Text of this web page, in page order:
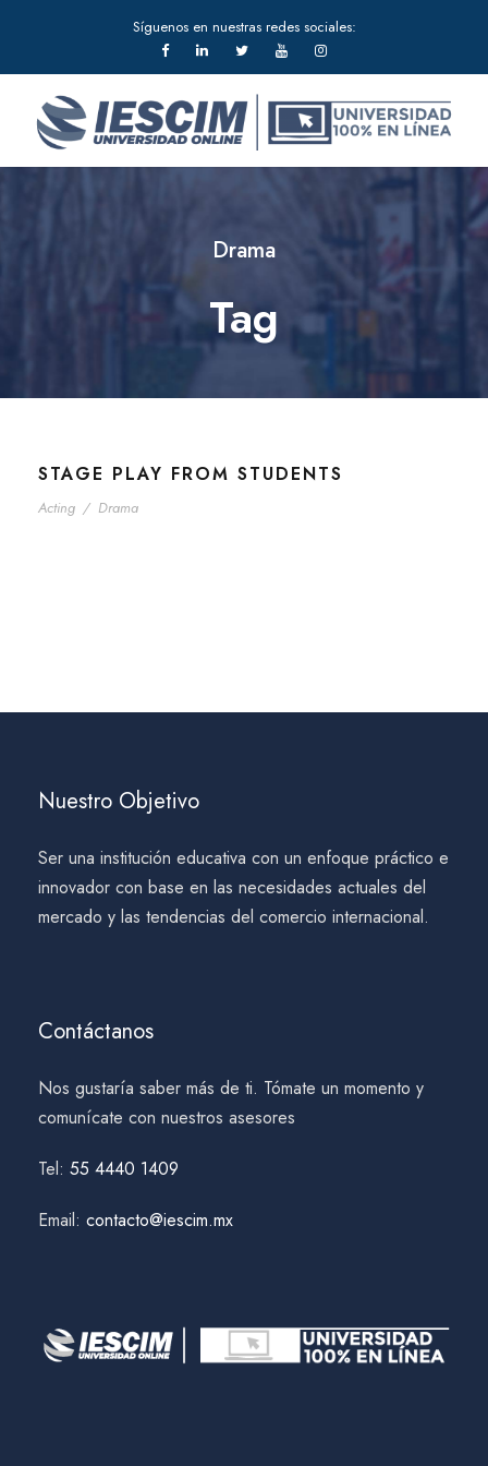
Síguenos en nuestras redes sociales:
Drama
Tag
STAGE PLAY FROM STUDENTS
Acting / Drama
Nuestro Objetivo
Ser una institución educativa con un enfoque práctico e
innovador con base en las necesidades actuales del
mercado y las tendencias del comercio internacional.
Contáctanos
Nos gustaría saber más de ti. Tómate un momento y
comunícate con nuestros asesores
Tel: 55 4440 1409
Email: contacto@iescim.mx